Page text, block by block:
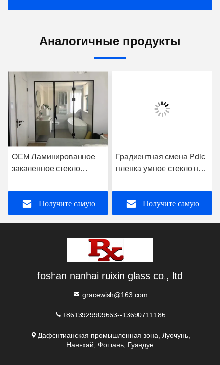
Аналогичные продукты
OEM Ламинированное
закаленное стекло
душевой комнаты
Получите самую
Градиентная смена Pdlc
пленка умное стекло на
стены
Получите самую
foshan nanhai ruixin glass co., ltd
gracewish@163.com
+8613929909663--13690711186
Дафентианская промышленная зона, Луочунь,
Наньхай, Фошань, Гуандун